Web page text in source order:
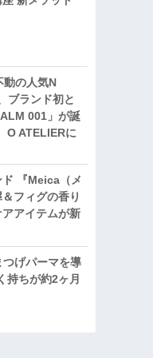
動の人気N
ブランド初と
001」が誕
O ATELIERに
『Meica（メ
フィグの香り
アイテムが新
げパーマを導
持ちが約2ヶ月